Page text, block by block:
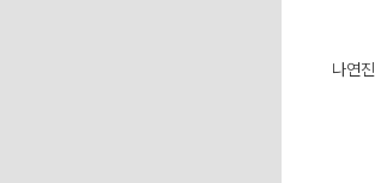
나연진